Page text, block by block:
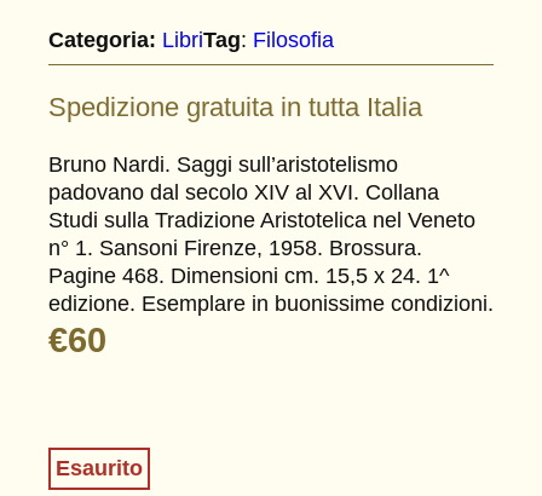
Categoria: LibriTag: Filosofia
Spedizione gratuita in tutta Italia
Bruno Nardi. Saggi sull’aristotelismo
padovano dal secolo XIV al XVI. Collana
Studi sulla Tradizione Aristotelica nel Veneto
n° 1. Sansoni Firenze, 1958. Brossura.
Pagine 468. Dimensioni cm. 15,5 x 24. 1^
edizione. Esemplare in buonissime condizioni.
€60
Esaurito